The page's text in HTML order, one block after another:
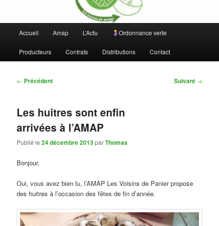
principal
Accueil Amap L’Actu Ordonnance verte
Producteurs Contrats Distributions Contact
Navigation
← Précédent Suivant →
Les huitres sont enfin
arrivées à l’AMAP
Publié le24 décembre 2013parThomas
Bonjour,
Oui, vous avez bien lu, l’AMAP Les Voisins de Panier propose
des huitres à l’occasion des fêtes de fin d’année.